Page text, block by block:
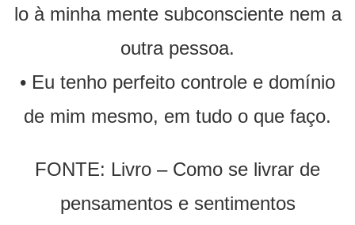
lo à minha mente subconsciente nem a
outra pessoa.
• Eu tenho perfeito controle e domínio
de mim mesmo, em tudo o que faço.
FONTE: Livro – Como se livrar de
pensamentos e sentimentos